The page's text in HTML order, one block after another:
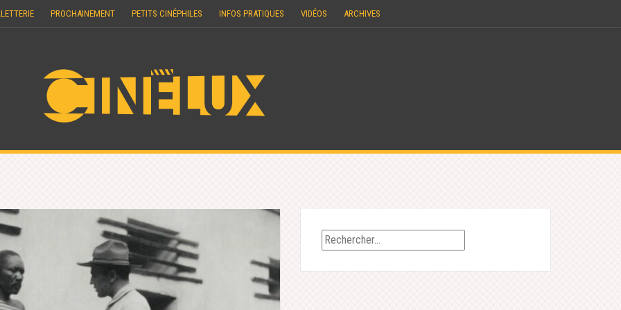
PROCHAINEMENT PETITS CINÉPHILES INFOS PRATIQUES VIDÉOS ARCHIVES
Rechercher :